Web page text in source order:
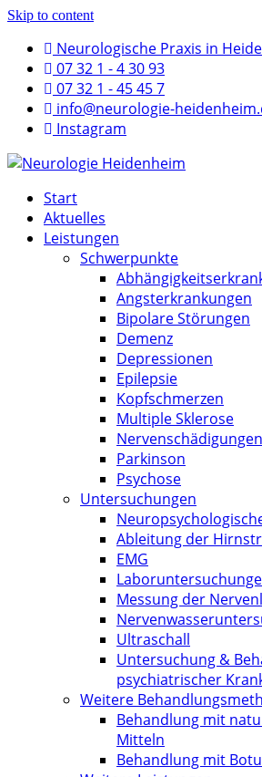
Skip to content
Neurologische Praxis in
07 32 1 - 4 30 93
07 32 1 - 45 45 7
info@neurologie-
Instagram
Start
Aktuelles
Leistungen
Schwerpunkte
Angsterkrankungen
Bipolare Störungen
Demenz
Depressionen
Epilepsie
Kopfschmerzen
Multiple Sklerose
Nervenschädigungen
Parkinson
Psychose
Untersuchungen
Ableitung der
EMG
Messung der
Ultraschall
Untersuchung &
psychiatrischer
Weitere
Behandlung mit
Mitteln
Behandlung mit